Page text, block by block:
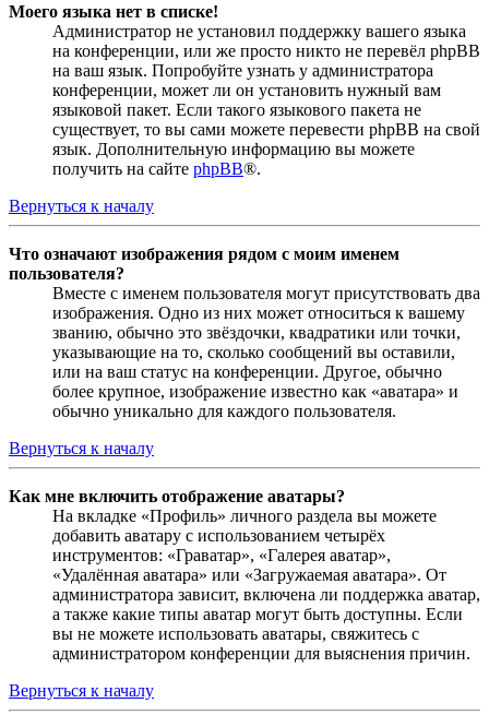
Моего языка нет в списке!
Администратор не установил поддержку вашего языка
на конференции, или же просто никто не перевёл phpBB
на ваш язык. Попробуйте узнать у администратора
конференции, может ли он установить нужный вам
языковой пакет. Если такого языкового пакета не
существует, то вы сами можете перевести phpBB на свой
язык. Дополнительную информацию вы можете
получить на сайте phpBB®.
Вернуться к началу
Что означают изображения рядом с моим именем
пользователя?
Вместе с именем пользователя могут присутствовать два
изображения. Одно из них может относиться к вашему
званию, обычно это звёздочки, квадратики или точки,
указывающие на то, сколько сообщений вы оставили,
или на ваш статус на конференции. Другое, обычно
более крупное, изображение известно как «аватара» и
обычно уникально для каждого пользователя.
Вернуться к началу
Как мне включить отображение аватары?
На вкладке «Профиль» личного раздела вы можете
добавить аватару с использованием четырёх
инструментов: «Граватар», «Галерея аватар»,
«Удалённая аватара» или «Загружаемая аватара». От
администратора зависит, включена ли поддержка аватар,
а также какие типы аватар могут быть доступны. Если
вы не можете использовать аватары, свяжитесь с
администратором конференции для выяснения причин.
Вернуться к началу